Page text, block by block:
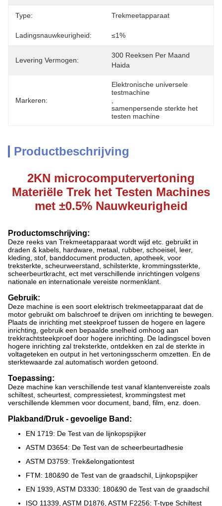
Type: Trekmeetapparaat
Ladingsnauwkeurigheid: ≤1%
Levering Vermogen:
300 Reeksen Per Maand
Haida
Markeren:
Elektronische universele
testmachine
samenpersende sterkte het
testen machine
Productbeschrijving
2KN microcomputervertoning
Materiële Trek het Testen Machines
met ±0.5% Nauwkeurigheid
Productomschrijving:
Deze reeks van Trekmeetapparaat wordt wijd etc. gebruikt in
draden & kabels, hardware, metaal, rubber, schoeisel, leer,
kleding, stof, banddocument producten, apotheek, voor
treksterkte, scheurweerstand, schilsterkte, krommingssterkte,
scheerbeurtkracht, ect met verschillende inrichtingen volgens
nationale en internationale vereiste normenklant.
Gebruik:
Deze machine is een soort elektrisch trekmeetapparaat dat de
motor gebruikt om balschroef te drijven om inrichting te bewegen.
Plaats de inrichting met steekproef tussen de hogere en lagere
inrichting, gebruik een bepaalde snelheid omhoog aan
trekkrachtsteekproef door hogere inrichting. De ladingscel boven
hogere inrichting zal treksterkte, ontdekken en zal de sterkte in
voltageteken en output in het vertoningsscherm omzetten. En de
sterktewaarde zal automatisch worden getoond.
Toepassing:
Deze machine kan verschillende test vanaf klantenvereiste zoals
schiltest, scheurtest, compressietest, krommingstest met
verschillende klemmen voor document, band, film, enz. doen.
Plakband/Druk - gevoelige Band:
EN 1719: De Test van de lijnkopspijker
ASTM D3654: De Test van de scheerbeurtadhesie
ASTM D3759: Trek&elongationtest
FTM: 180&90 de Test van de graadschil, Lijnkopspijker
EN 1939, ASTM D3330: 180&90 de Test van de graadschil
ISO 11339, ASTM D1876, ASTM F2256: T-type Schiltest